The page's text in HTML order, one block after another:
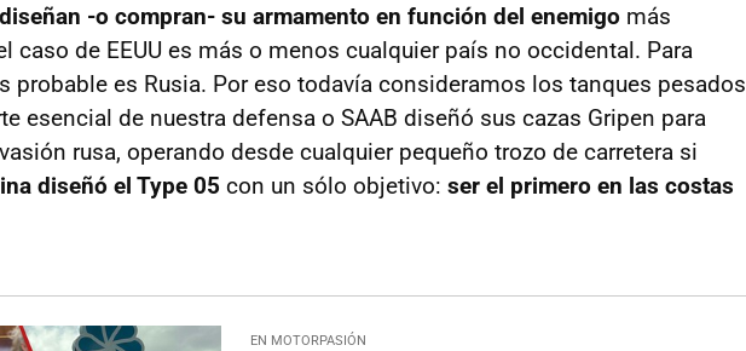
-o compran- su armamento en función del enemigo más
caso de EEUU es más o menos cualquier país no occidental. Para
probable es Rusia. Por eso todavía consideramos los tanques pesados
esencial de nuestra defensa o SAAB diseñó sus cazas Gripen para
rusa, operando desde cualquier pequeño trozo de carretera si
diseñó el Type 05 con un sólo objetivo: ser el primero en las costas
EN MOTORPASIÓN